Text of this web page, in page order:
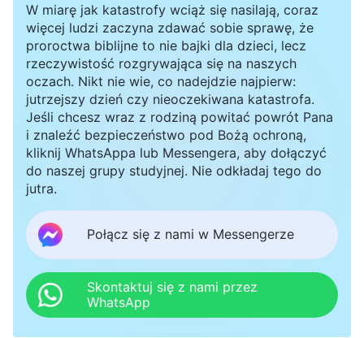
W miarę jak katastrofy wciąż się nasilają, coraz
więcej ludzi zaczyna zdawać sobie sprawę, że
proroctwa biblijne to nie bajki dla dzieci, lecz
rzeczywistość rozgrywająca się na naszych
oczach. Nikt nie wie, co nadejdzie najpierw:
jutrzejszy dzień czy nieoczekiwana katastrofa.
Jeśli chcesz wraz z rodziną powitać powrót Pana
i znaleźć bezpieczeństwo pod Bożą ochroną,
kliknij WhatsAppa lub Messengera, aby dołączyć
do naszej grupy studyjnej. Nie odkładaj tego do
jutra.
Połącz się z nami w Messengerze
Skontaktuj się z nami przez
WhatsApp